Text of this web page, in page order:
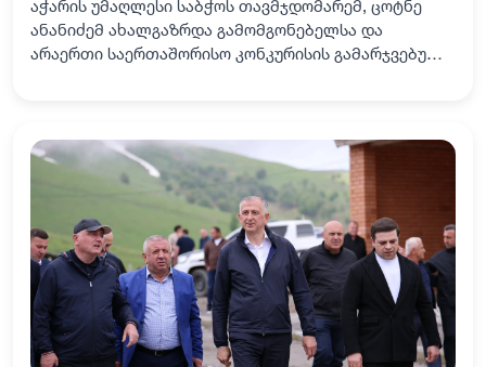
აჭარის უმაღლესი საბჭოს თავმჯდომარემ, ცოტნე
ანანიძემ ახალგაზრდა გამომგონებელსა და
არაერთი საერთაშორისო კონკურისის გამარჯვებულს